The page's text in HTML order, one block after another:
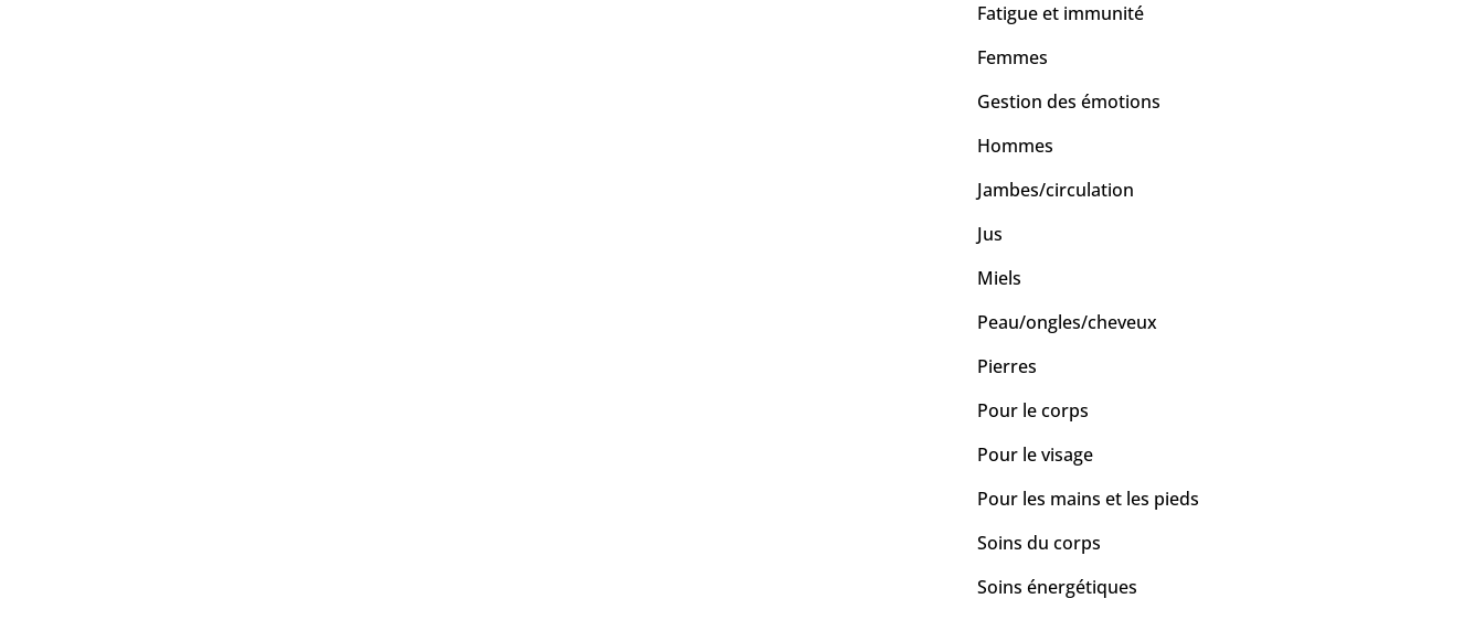
Fatigue et immunité
Femmes
Gestion des émotions
Hommes
Jambes/circulation
Jus
Miels
Peau/ongles/cheveux
Pierres
Pour le corps
Pour le visage
Pour les mains et les pieds
Soins du corps
Soins énergétiques